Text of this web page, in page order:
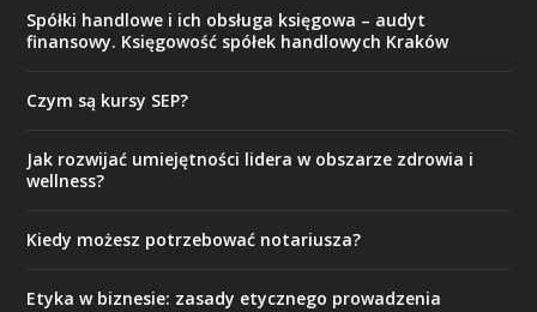
Spółki handlowe i ich obsługa księgowa – audyt
finansowy. Księgowość spółek handlowych Kraków
Czym są kursy SEP?
Jak rozwijać umiejętności lidera w obszarze zdrowia i
wellness?
Kiedy możesz potrzebować notariusza?
Etyka w biznesie: zasady etycznego prowadzenia